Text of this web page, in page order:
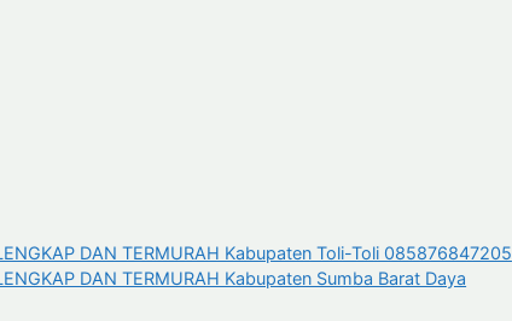
DAN TERMURAH Kabupaten Toli-Toli 085876847205
DAN TERMURAH Kabupaten Sumba Barat Daya